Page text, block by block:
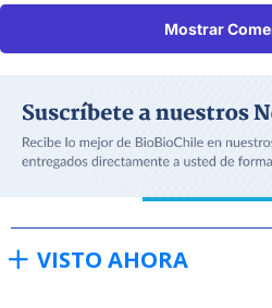
Mostrar
VISTO AHORA